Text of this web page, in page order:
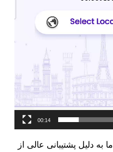
00:14
این اپلیکیشن اصلی vpn ما به دلیل پشتیبانی عالی از